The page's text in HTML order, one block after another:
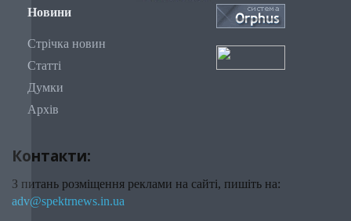
Новини
Стрічка новин
Статті
Думки
Архів
Контакти:
З питань розміщення реклами на сайті, пишіть на:
adv@spektrnews.in.ua